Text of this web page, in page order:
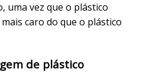
uma vez que o plástico
caro do que o plástico
de plástico